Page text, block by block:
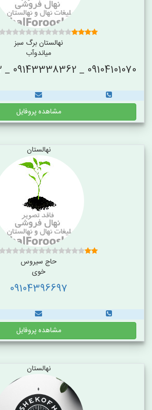
نهالستان برگ سبز
میاندوآب
09104101070 _ 09143338362 _ 04445230022
مشاهده پروفایل
نهالستان
حاج سیروس
خوی
09104396697
مشاهده پروفایل
نهالستان